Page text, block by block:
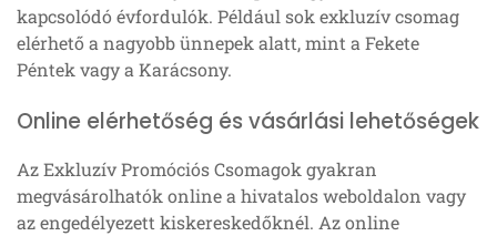
kapcsolódó évfordulók. Például sok exkluzív csomag
elérhető a nagyobb ünnepek alatt, mint a Fekete
Péntek vagy a Karácsony.
Online elérhetőség és vásárlási lehetőségek
Az Exkluzív Promóciós Csomagok gyakran
megvásárolhatók online a hivatalos weboldalon vagy
az engedélyezett kiskereskedőknél. Az online